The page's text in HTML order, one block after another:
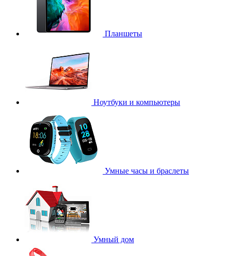
Планшеты
Ноутбуки и компьютеры
Умные часы и браслеты
Умный дом